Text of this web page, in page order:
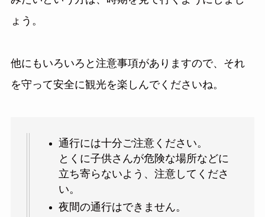
ょう。
他にもいろいろと注意事項がありますので、それ
を守って安全に観光を楽しんでくださいね。
通行には十分ご注意ください。
とくに子供さんが危険な場所などに
立ち寄らないよう、注意してくださ
い。
夜間の通行はできません。